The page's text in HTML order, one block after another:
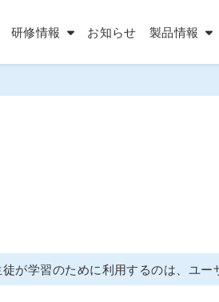
研修情報 お知らせ 製品情報
が学習のために利用するのは、ユー